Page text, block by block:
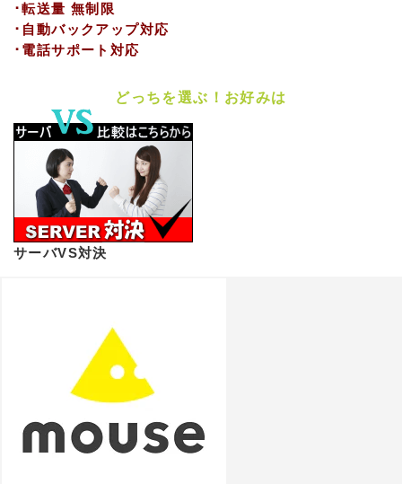
･転送量 無制限
･自動バックアップ対応
･電話サポート対応
どっちを選ぶ！お好みは
サーバVS対決